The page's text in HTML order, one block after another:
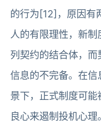
的行为[12]，原因有
人的有限理性，新
列契约的结合体，
信息的不完备。在
景下，正式制度可
良心来遏制投机心理。